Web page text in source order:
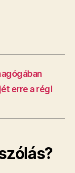
erre a régi